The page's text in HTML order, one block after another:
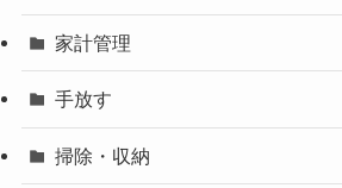
家計管理
手放す
掃除・収納